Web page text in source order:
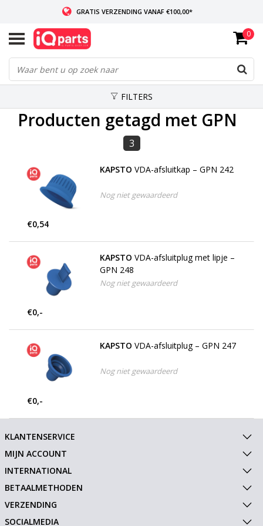
GRATIS VERZENDING VANAF €100,00*
INDIEN VOORRADIG: VOOR 14:00 BESTELD, ZELFDE DAG VERZONDEN
WERELDWIJDE LEVERING
0
FILTERS
Producten getagd met GPN
3
KAPSTO VDA-afsluitkap – GPN 242
Nog niet gewaardeerd
€0,54
KAPSTO VDA-afsluitplug met lipje –
GPN 248
Nog niet gewaardeerd
€0,-
KAPSTO VDA-afsluitplug – GPN 247
Nog niet gewaardeerd
€0,-
KLANTENSERVICE
MIJN ACCOUNT
INTERNATIONAL
BETAALMETHODEN
VERZENDING
SOCIALMEDIA